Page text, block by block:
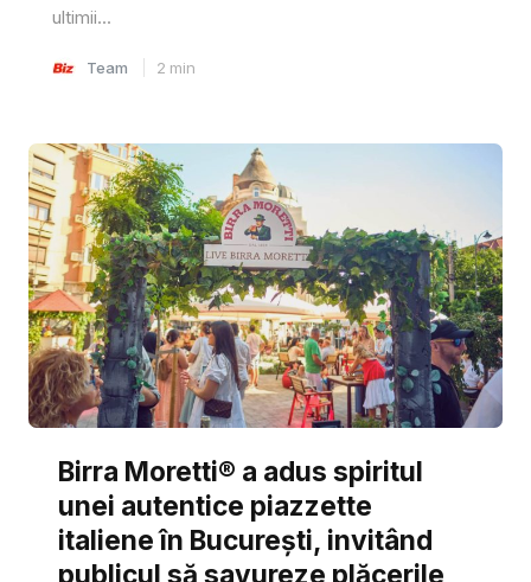
ultimii...
Team 2 min
Birra Moretti® a adus spiritul
unei autentice piazzette
italiene în București, invitând
publicul să savureze plăcerile